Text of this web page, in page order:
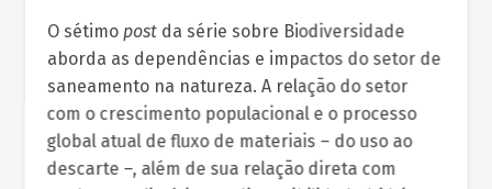
O sétimo postda série sobre Biodiversidade
aborda as dependências e impactos do setor de
saneamento na natureza. A relação do setor
com o crescimento populacional e o processo
global atual de fluxo de materiais – do uso ao
descarte –, além de sua relação direta com